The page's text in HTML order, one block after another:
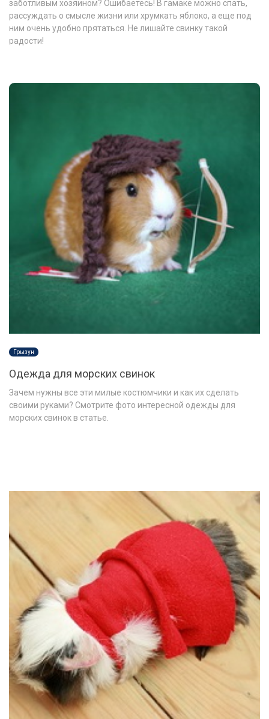
заботливым хозяином? Ошибаетесь! В гамаке можно спать,
рассуждать о смысле жизни или хрумкать яблоко, а еще под
ним очень удобно прятаться. Не лишайте свинку такой
радости!
Грызун
Одежда для морских свинок
Зачем нужны все эти милые костюмчики и как их сделать
своими руками? Смотрите фото интересной одежды для
морских свинок в статье.